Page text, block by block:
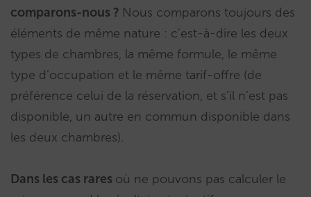
comparons-nous ? Nous comparons toujours des
éléments de même nature : c’est-à-dire les deux
types de chambres, la même formule, le même
type d’occupation et le même tarif-offre (de
préférence celui de la réservation, et s’il n’est pas
disponible, un autre en commun disponible dans
les deux chambres).
Dans les cas rares où ne pouvons pas calculer le